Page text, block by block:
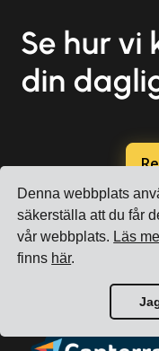
Denna webbplats
säkerställa att du får
vår webbplats. Läs
finns här.
Se hur
din
Boka